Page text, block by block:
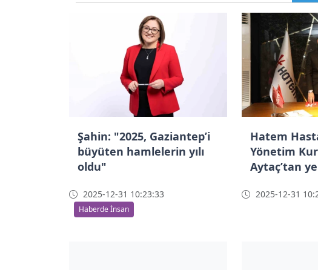
Şahin: "2025, Gaziantep’i
büyüten hamlelerin yılı
oldu"
2025-12-31 10:23:33
Haberde İnsan
Hatem
Yönetim
Aytaç’tan
2025-12-31